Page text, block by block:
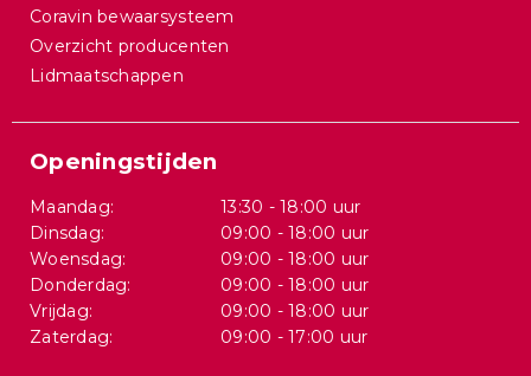
Coravin bewaarsysteem
Overzicht producenten
Lidmaatschappen
Openingstijden
Maandag:
13:30 - 18:00 uur
Dinsdag:
09:00 - 18:00 uur
Woensdag:
09:00 - 18:00 uur
Donderdag:
09:00 - 18:00 uur
Vrijdag:
09:00 - 18:00 uur
Zaterdag:
09:00 - 17:00 uur